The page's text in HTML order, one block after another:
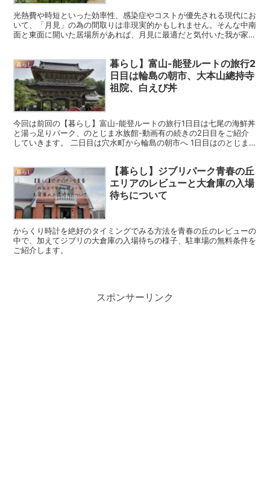
光熱費や時短といった効率性、感染症やコストが優先される現代にお
いて、「月見」の為の間取りは非現実的かもしれません。そんな中南
面と東面に開いた居場所があれば、月見に最適だと気付いた我が家で
暮らし
暮らし】富山-能登ルートの旅行2
日目は輪島の朝市、大本山總持寺
祖院、白えび丼
今回は前回の【暮らし】富山-能登ルートの旅行1日目は七尾の海鮮丼
と湯っ足りパーク、のとじま水族館-動画有の続きの2日目をご紹介
していきます。 二日目は穴水町から輪島の朝市へ 1日目はのとじま
暮らし
【暮らし】ジブリパーク青春の丘
エリアのレビューと大倉庫の入場
待ちについて
からくり時計を絶好のタイミングでみる方法を青春の丘のレビューの
中で、加えてジブリの大倉庫の入場待ちの様子、駐車場の無料条件を
ご紹介します。
スポンサーリンク